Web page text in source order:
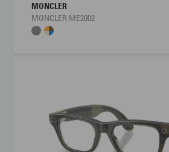
Bredde glass
MONCLER
MONCLER ME2002